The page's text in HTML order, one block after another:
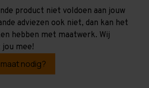
product niet voldoen aan jouw
adviezen ook niet, dan kan het
hebben met maatwerk. Wij
mee!
nodig?